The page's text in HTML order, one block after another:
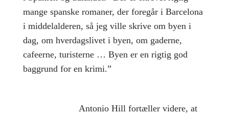
mange spanske romaner, der foregår i Barcelona
i middelalderen, så jeg ville skrive om byen i
dag, om hverdagslivet i byen, om gaderne,
cafeerne, turisterne … Byen er en rigtig god
baggrund for en krimi.”
Antonio Hill fortæller videre, at